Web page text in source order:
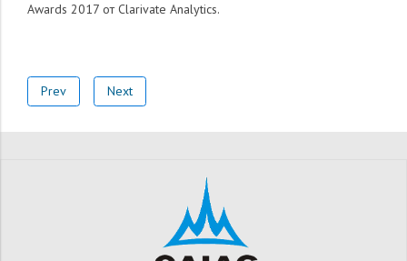
Awards 2017 от Clarivate Analytics.
Prev Next